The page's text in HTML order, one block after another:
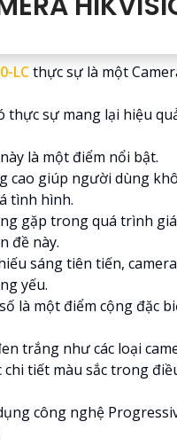
LCthực sự là một
sự mang lại hiệu
là một điểm nổi bật.
cao giúp người dùng
tình hình.
gặp trong quá trình
đề này.
sáng tiên tiến,
yếu.
là một điểm cộng đặc
trắng như các loại
tiết màu sắc trong
công nghệ